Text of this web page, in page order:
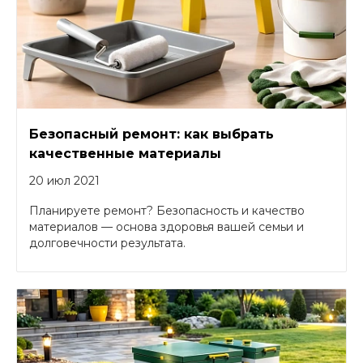
Безопасный ремонт: как выбрать
качественные материалы
20 июл 2021
Планируете ремонт? Безопасность и качество
материалов — основа здоровья вашей семьи и
долговечности результата.